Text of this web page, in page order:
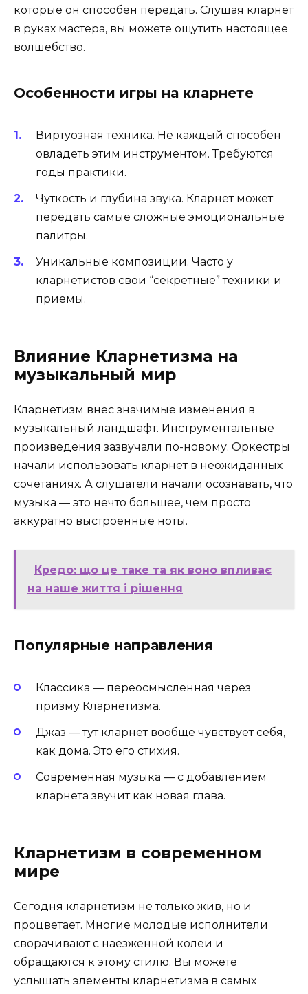
которые он способен передать. Слушая кларнет
в руках мастера, вы можете ощутить настоящее
волшебство.
Особенности игры на кларнете
Виртуозная техника. Не каждый способен
овладеть этим инструментом. Требуются
годы практики.
Чуткость и глубина звука. Кларнет может
передать самые сложные эмоциональные
палитры.
Уникальные композиции. Часто у
кларнетистов свои “секретные” техники и
приемы.
Влияние Кларнетизма на
музыкальный мир
Кларнетизм внес значимые изменения в
музыкальный ландшафт. Инструментальные
произведения зазвучали по-новому. Оркестры
начали использовать кларнет в неожиданных
сочетаниях. А слушатели начали осознавать, что
музыка — это нечто большее, чем просто
аккуратно выстроенные ноты.
Кредо: що це таке та як воно впливає
на наше життя і рішення
Популярные направления
Классика — переосмысленная через
призму Кларнетизма.
Джаз — тут кларнет вообще чувствует себя,
как дома. Это его стихия.
Современная музыка — с добавлением
кларнета звучит как новая глава.
Кларнетизм в современном
мире
Сегодня кларнетизм не только жив, но и
процветает. Многие молодые исполнители
сворачивают с наезженной колеи и
обращаются к этому стилю. Вы можете
услышать элементы кларнетизма в самых